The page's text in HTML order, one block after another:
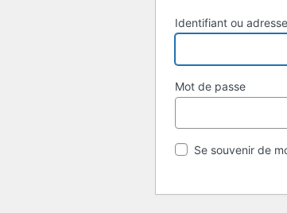
Identifiant ou
Mot de passe
Se souvenir de